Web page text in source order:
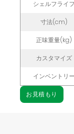
シェルフライフ
寸法(cm)
正味重量(kg)
カスタマイズ
インベントリー
お見積もり